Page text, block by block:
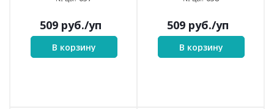
509 руб./уп
В корзину
509 руб./уп
В корзину